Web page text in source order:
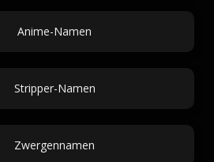
Anime-Namen
Stripper-Namen
Zwergennamen